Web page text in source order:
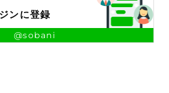
ンに登録
@sobani